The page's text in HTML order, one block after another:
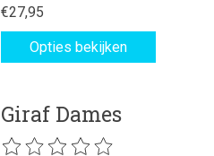
€27,95
Opties bekijken
Giraf Dames
De beoordeling van dit product is